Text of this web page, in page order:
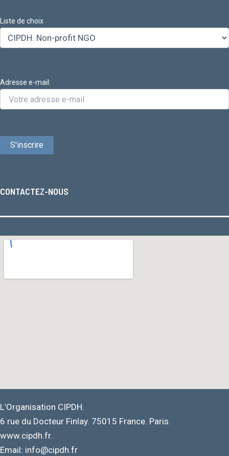
Liste de choix
Adresse e-mail:
CONTACTEZ-NOUS
L’Organisation CIPDH.
6 rue du Docteur Finlay. 75015 France. Paris.
www.cipdh.fr.
Email: info@cipdh.fr